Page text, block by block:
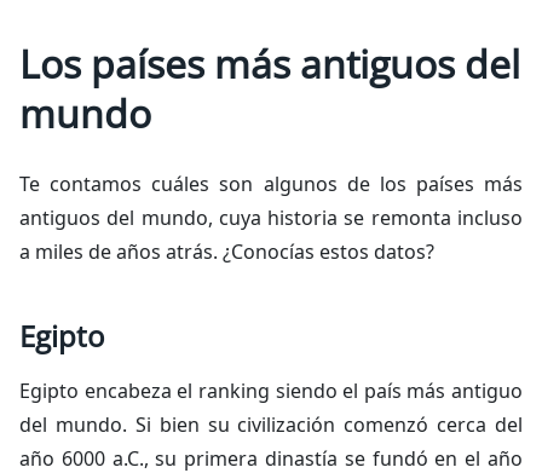
Los países más antiguos del
mundo
Te contamos cuáles son algunos de los países más
antiguos del mundo, cuya historia se remonta incluso
a miles de años atrás. ¿Conocías estos datos?
Egipto
Egipto encabeza el ranking siendo el país más antiguo
del mundo. Si bien su civilización comenzó cerca del
año 6000 a.C., su primera dinastía se fundó en el año